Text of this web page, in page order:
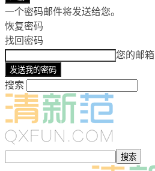
一个密码邮件将发送给您。
恢复密码
找回密码
您的邮箱
搜索